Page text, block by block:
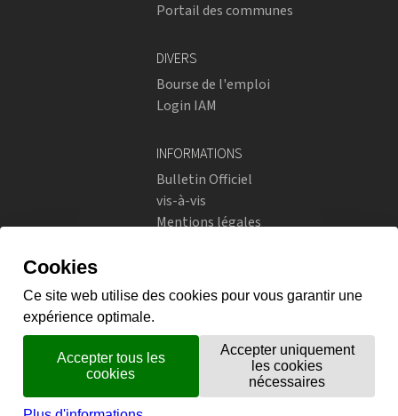
Portail des communes
DIVERS
Bourse de l'emploi
Login IAM
INFORMATIONS
Bulletin Officiel
vis-à-vis
Mentions légales
Instagram
flickr